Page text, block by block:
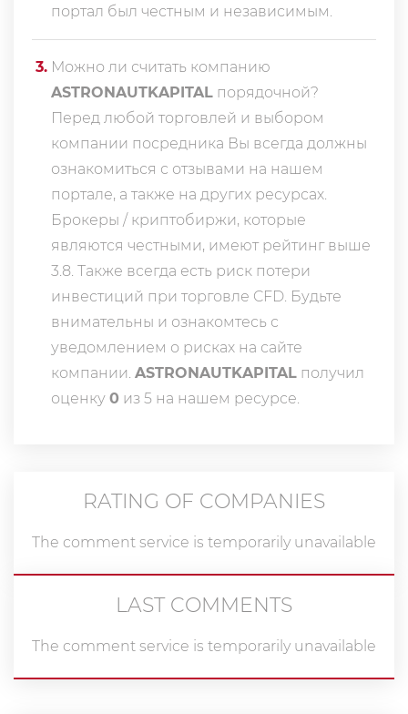
портал был честным и независимым.
3. Можно ли считать компанию
ASTRONAUTKAPITAL порядочной?
Перед любой торговлей и выбором
компании посредника Вы всегда должны
ознакомиться с отзывами на нашем
портале, а также на других ресурсах.
Брокеры / криптобиржи, которые
являются честными, имеют рейтинг выше
3.8. Также всегда еcть риск потери
инвестиций при торговле CFD. Будьте
внимательны и ознакомтесь с
уведомлением о рисках на сайте
компании. ASTRONAUTKAPITAL получил
оценку 0 из 5 на нашем ресурсе.
RATING OF COMPANIES
The comment service is temporarily unavailable
LAST COMMENTS
The comment service is temporarily unavailable